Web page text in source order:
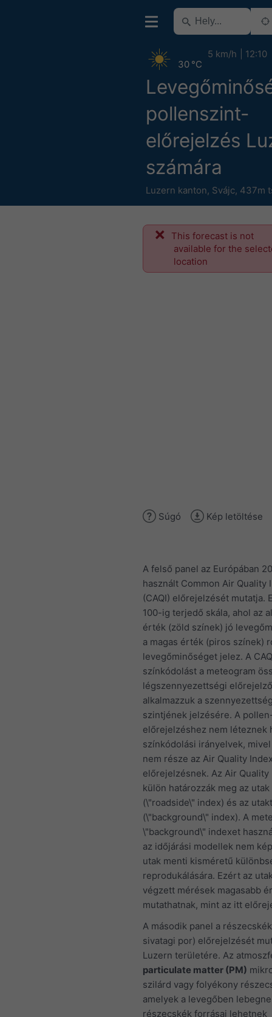
pollenszint-
előrejelzés
számára
Luzern kanton, Svájc, 437m
30 °C
5 km/h 12:10
This forecast is not
available for the
location
Súgó Kép letöltése
A felső panel az Európában
használt Common Air Quality
(CAQI) előrejelzését mutatja.
100-ig terjedő skála, ahol az
érték (zöld színek) jó
a magas érték (piros színek)
levegőminőséget jelez. A
színkódolást a meteogram
légszennyezettségi
alkalmazzuk a
szintjének jelzésére. A
előrejelzéshez nem léteznek
színkódolási irányelvek,
nem része az Air Quality
előrejelzésnek. Az Air Quality
külön határozzák meg az
(\"roadside\" index) és az
(\"background\" index). A
\"background\" indexet
az időjárási modellek nem
utak menti kisméretű
reprodukálására. Ezért az
végzett mérések magasabb
mutathatnak, mint az itt
A második panel a
sivatagi por) előrejelzését
Luzern területére. Az
particulate matter (PM)
szilárd vagy folyékony
amelyek a levegőben
részecskék forrásai lehetnek